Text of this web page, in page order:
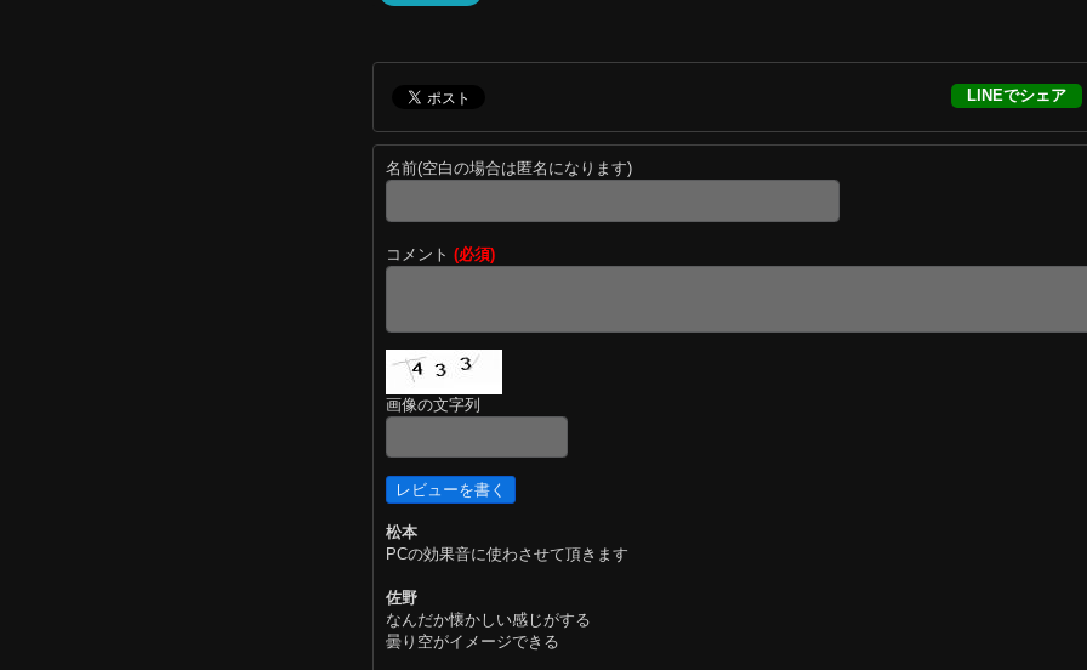
LINEでシェア
名前(空白の場合は匿名になります)
コメント (必須)
画像の文字列
松本
PCの効果音に使わさせて頂きます
佐野
なんだか懐かしい感じがする
曇り空がイメージできる